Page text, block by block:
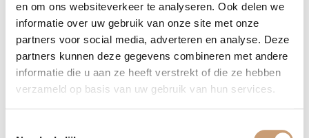
en om ons websiteverkeer te analyseren. Ook delen we
informatie over uw gebruik van onze site met onze
partners voor social media, adverteren en analyse. Deze
partners kunnen deze gegevens combineren met andere
informatie die u aan ze heeft verstrekt of die ze hebben
verzameld op basis van uw gebruik van hun services.
veel meer. Velours banken zijn steeds meer in trek en het is dan
ook echt de stijl van het moment. Onze velours banken zijn
zoals u gewend bent op maat te fabriceren en dus in elke
gewenste maat leverbaar.
Levertijd en bezichtiging
De levertijd van onze bankstellen is normaliter zo’n 6 tot 8 weken